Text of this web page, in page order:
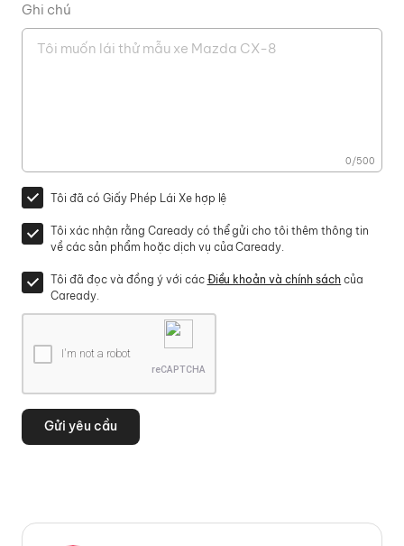
Ghi chú
0/500
Tôi đã có Giấy Phép Lái Xe hợp lệ
Tôi xác nhận rằng Caready có thể gửi cho tôi thêm thông tin
về các sản phẩm hoặc dịch vụ của Caready.
Tôi đã đọc và đồng ý với các Điều khoản và chính sách của
Caready.
I'm not a robot
reCAPTCHA
Gửi yêu cầu